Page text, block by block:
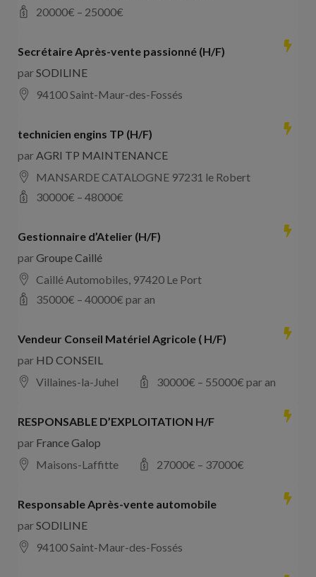
20000€ – 25000€
Secrétaire Après-vente passionné (H/F)
parSODILINE
94100 Saint-Maur-des-Fossés
technicien engins TP (H/F)
parAGRI TP MAINTENANCE
MANSARDE CATALOGNE 97231 le Robert
30000€ – 48000€
Gestionnaire d’Atelier (H/F)
parGroupe Caillé
Caillé Automobiles, 97420 Le Port
35000€ – 40000€ par an
Vendeur Conseil Matériel Agricole ( H/F)
par HD CONSEIL
Villaines-la-Juhel
30000€ – 55000€ par an
RESPONSABLE D’EXPLOITATION H/F
par France Galop
Maisons-Laffitte
27000€ – 37000€
Responsable Après-vente automobile
parSODILINE
94100 Saint-Maur-des-Fossés